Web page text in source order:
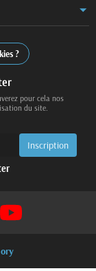
?
pour cela nos
du site.